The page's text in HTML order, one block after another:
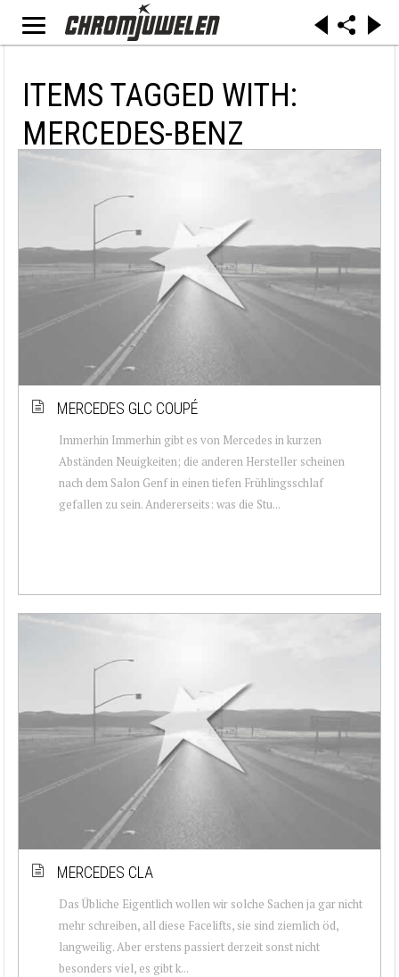
ITEMS TAGGED WITH:
MERCEDES-BENZ
MERCEDES GLC COUPÉ
Immerhin Immerhin gibt es von Mercedes in kurzen
Abständen Neuigkeiten; die anderen Hersteller scheinen
nach dem Salon Genf in einen tiefen Frühlingsschlaf
gefallen zu sein. Andererseits: was die Stu...
MERCEDES CLA
Das Übliche Eigentlich wollen wir solche Sachen ja gar nicht
mehr schreiben, all diese Facelifts, sie sind ziemlich öd,
langweilig. Aber erstens passiert derzeit sonst nicht
besonders viel, es gibt k...